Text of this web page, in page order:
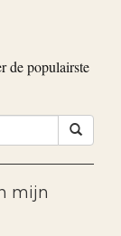
de populairste
mijn